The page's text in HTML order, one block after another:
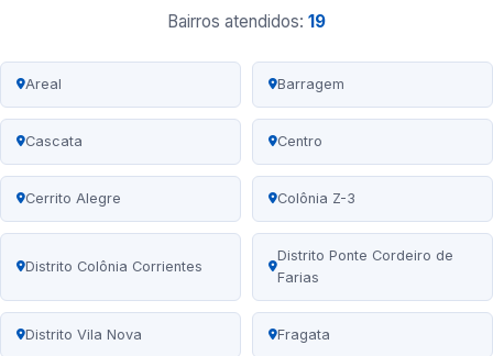
Bairros atendidos: 19
Areal Barragem
Cascata Centro
Cerrito Alegre Colônia Z-3
Distrito Colônia Corrientes
Distrito Ponte Cordeiro de
Farias
Distrito Vila Nova Fragata